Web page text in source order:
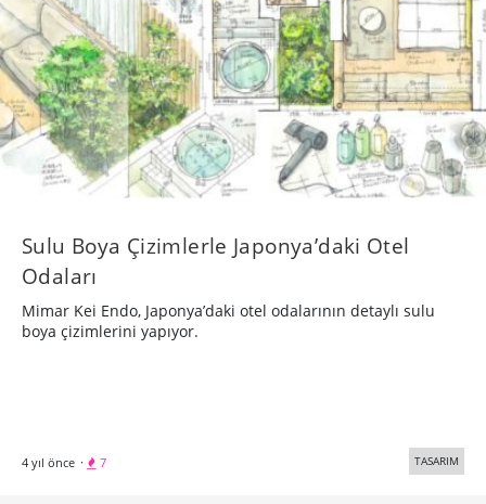
Sulu Boya Çizimlerle Japonya’daki Otel
Odaları
Mimar Kei Endo, Japonya’daki otel odalarının detaylı sulu
boya çizimlerini yapıyor.
4 yıl önce · 7 TASARIM